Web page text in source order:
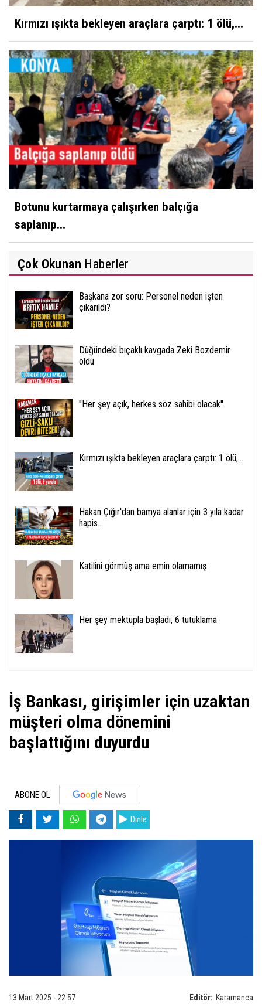
Kırmızı ışıkta bekleyen araçlara çarptı: 1 ölü,...
Botunu kurtarmaya çalışırken balçığa
saplanıp...
Çok Okunan Haberler
Başkana zor soru: Personel neden işten
çıkarıldı?
Düğündeki bıçaklı kavgada Zeki Bozdemir
öldü
''Her şey açık, herkes söz sahibi olacak''
Kırmızı ışıkta bekleyen araçlara çarptı: 1 ölü,...
Hakan Çığır'dan bamya alanlar için 3 yıla kadar
hapis...
Katilini görmüş ama emin olamamış
Her şey mektupla başladı, 6 tutuklama
İş Bankası, girişimler için uzaktan
müşteri olma dönemini
başlattığını duyurdu
ABONE OL
Dinle
Editör: Karamanca
13 Mart 2025 - 22:57